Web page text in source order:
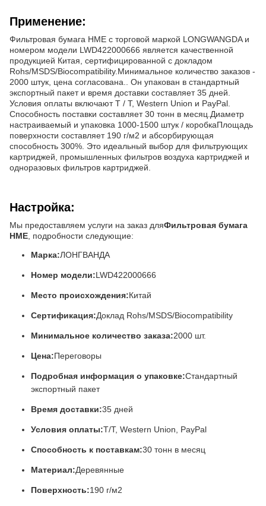
Применение:
Фильтровая бумага HME с торговой маркой LONGWANGDA и
номером модели LWD422000666 является качественной
продукцией Китая, сертифицированной с докладом
Rohs/MSDS/Biocompatibility.Минимальное количество заказов -
2000 штук, цена согласована.. Он упакован в стандартный
экспортный пакет и время доставки составляет 35 дней.
Условия оплаты включают T / T, Western Union и PayPal.
Способность поставки составляет 30 тонн в месяц.Диаметр
настраиваемый и упаковка 1000-1500 штук / коробкаПлощадь
поверхности составляет 190 г/м2 и абсорбирующая
способность 300%. Это идеальный выбор для фильтрующих
картриджей, промышленных фильтров воздуха картриджей и
одноразовых фильтров картриджей.
Настройка:
Мы предоставляем услуги на заказ дляФильтровая бумага
HME , подробности следующие:
Марка:ЛОНГВАНДА
Номер модели:LWD422000666
Место происхождения:Китай
Сертификация:Доклад Rohs/MSDS/Biocompatibility
Минимальное количество заказа:2000 шт.
Цена:Переговоры
Подробная информация о упаковке:Стандартный
экспортный пакет
Время доставки:35 дней
Условия оплаты:T/T, Western Union, PayPal
Способность к поставкам:30 тонн в месяц
Материал:Деревянные
Поверхность:190 г/м2